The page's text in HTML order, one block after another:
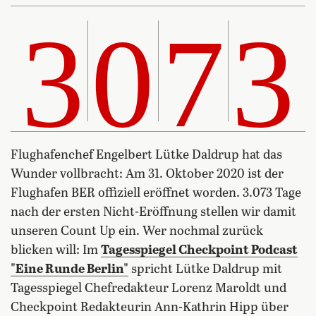
3073
3073
Flughafenchef Engelbert Lütke Daldrup hat das
Wunder vollbracht: Am 31. Oktober 2020 ist der
Flughafen BER offiziell eröffnet worden. 3.073 Tage
nach der ersten Nicht-Eröffnung stellen wir damit
unseren Count Up ein. Wer nochmal zurück
blicken will: Im Tagesspiegel Checkpoint Podcast
"Eine Runde Berlin" spricht Lütke Daldrup mit
Tagesspiegel Chefredakteur Lorenz Maroldt und
Checkpoint Redakteurin Ann-Kathrin Hipp über